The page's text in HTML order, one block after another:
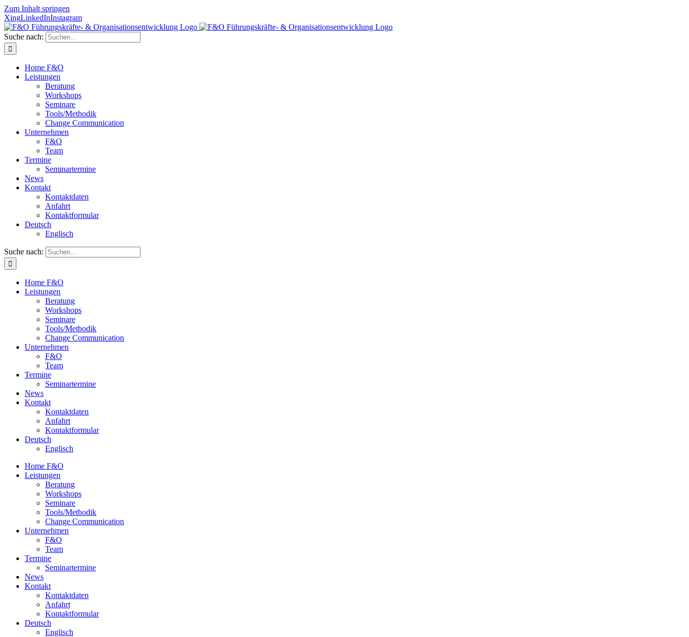
Zum Inhalt springen
XingLinkedInInstagram
Suche nach:
Home F&O
Leistungen
Beratung
Workshops
Seminare
Tools/Methodik
Change Communication
Unternehmen
F&O
Team
Termine
Seminartermine
News
Kontakt
Kontaktdaten
Anfahrt
Kontaktformular
Deutsch
Englisch
Suche nach:
Home F&O
Leistungen
Beratung
Workshops
Seminare
Tools/Methodik
Change Communication
Unternehmen
F&O
Team
Termine
Seminartermine
News
Kontakt
Kontaktdaten
Anfahrt
Kontaktformular
Deutsch
Englisch
Home F&O
Leistungen
Beratung
Workshops
Seminare
Tools/Methodik
Change Communication
Unternehmen
F&O
Team
Termine
Seminartermine
News
Kontakt
Kontaktdaten
Anfahrt
Kontaktformular
Deutsch
Englisch